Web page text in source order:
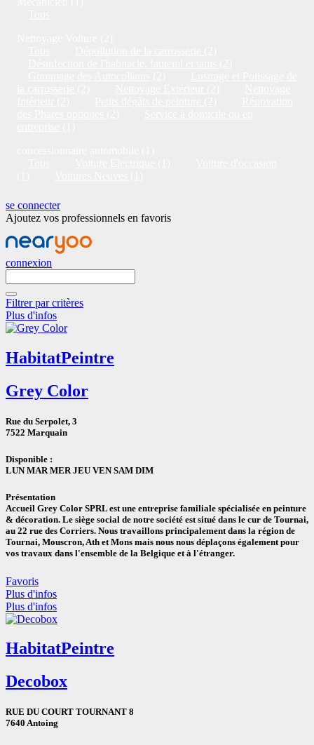
se connecter
Ajoutez vos professionnels en favoris
connexion
Filtrer par critères
Plus d'infos
HabitatPeintre
Grey Color
Rue du Serpolet, 3
7522 Marquain
Disponible :
LUN MAR MER JEU VEN SAM DIM
Présentation
Accueil Grey Color SPRL est une entreprise familiale spécialisée en peinture
& décoration. Le siège social de notre société est situé dans le cur de Tournai,
au 22 rue des Corriers. Nous travaillons principalement dans la région de
Tournai, Mouscron, Ath et Mons mais nous nous déplaçons également pour
vos travaux dans l'ensemble de la Belgique et à l'étranger.
Favoris
Plus d'infos
Plus d'infos
HabitatPeintre
Decobox
RUE DU COURT TOURNANT 8
7640 Antoing